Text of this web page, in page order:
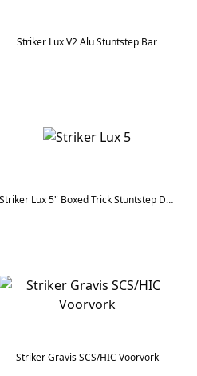
Striker Lux V2 Alu Stuntstep Bar
Striker Lux 5" Boxed Trick Stuntstep Deck
Striker Gravis SCS/HIC Voorvork